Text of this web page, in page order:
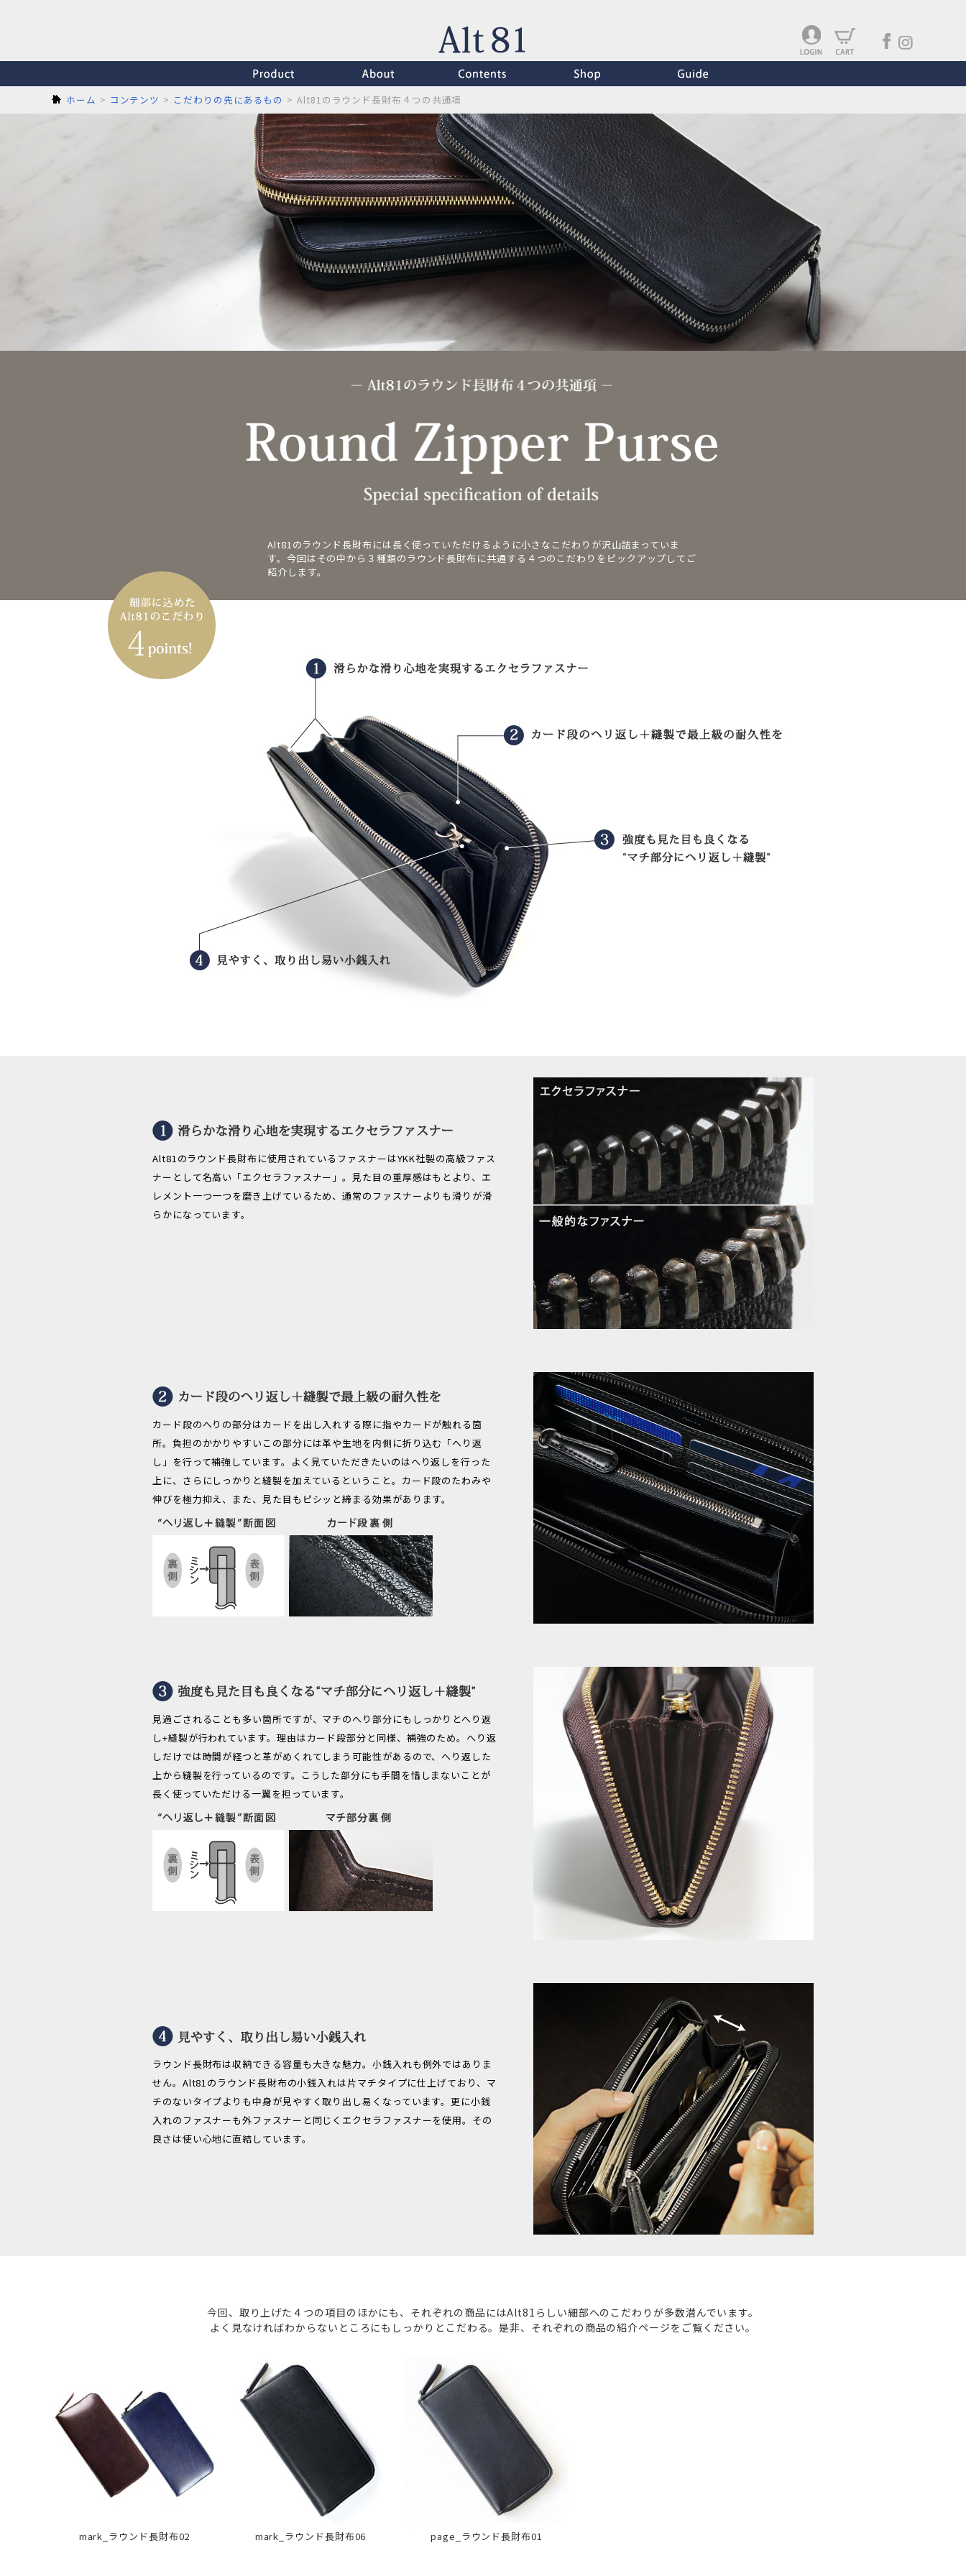
ホーム コンテンツ こだわりの先にあるもの Alt81のラウンド長財布４つの共通項
Alt81のラウンド長財布には長く使っていただけるように小さなこだわりが沢山詰まっていま
す。今回はその中から３種類のラウンド長財布に共通する４つのこだわりをピックアップしてご
紹介します。
Alt81のラウンド長財布に使用されているファスナーはYKK社製の高級ファス
ナーとして名高い「エクセラファスナー」。見た目の重厚感はもとより、エ
レメント一つ一つを磨き上げているため、通常のファスナーよりも滑りが滑
らかになっています。
カード段のへりの部分はカードを出し入れする際に指やカードが触れる箇
所。負担のかかりやすいこの部分には革や生地を内側に折り込む「へり返
し」を行って補強しています。よく見ていただきたいのはへり返しを行った
上に、さらにしっかりと縫製を加えているということ。カード段のたわみや
伸びを極力抑え、また、見た目もピシッと締まる効果があります。
見過ごされることも多い箇所ですが、マチのへり部分にもしっかりとへり返
し+縫製が行われています。理由はカード段部分と同様、補強のため。へり返
しだけでは時間が経つと革がめくれてしまう可能性があるので、へり返した
上から縫製を行っているのです。こうした部分にも手間を惜しまないことが
長く使っていただける一翼を担っています。
ラウンド長財布は収納できる容量も大きな魅力。小銭入れも例外ではありま
せん。Alt81のラウンド長財布の小銭入れは片マチタイプに仕上げており、マ
チのないタイプよりも中身が見やすく取り出し易くなっています。更に小銭
入れのファスナーも外ファスナーと同じくエクセラファスナーを使用。その
良さは使い心地に直結しています。
今回、取り上げた４つの項目のほかにも、それぞれの商品にはAlt81らしい細部へのこだわりが多数潜んでいます。
よく見なければわからないところにもしっかりとこだわる。是非、それぞれの商品の紹介ページをご覧ください。
mark_ラウンド長財布02 mark_ラウンド長財布06 page_ラウンド長財布01